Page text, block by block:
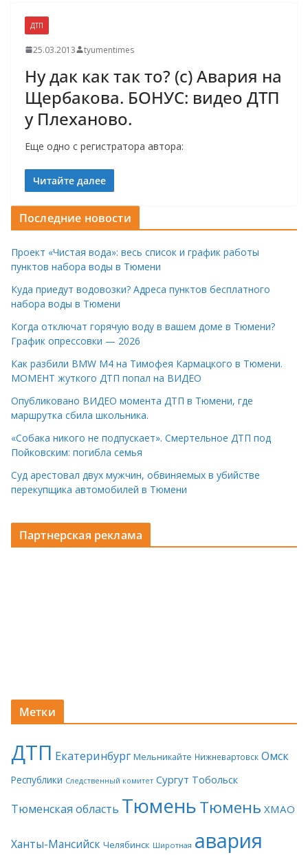
ДТП
25.03.2013 tyumentimes
Ну дак как так то? (с) Авария на
Щербакова. БОНУС: видео ДТП
у Плеханово.
Еще одно с регистратора автора:
Читайте далее
Последние новости
Проект «Чистая вода»: весь список и график работы
пунктов набора воды в Тюмени
Куда приедут водовозки? Адреса пунктов бесплатного
набора воды в Тюмени
Когда отключат горячую воду в вашем доме в Тюмени?
График опрессовки — 2026
Как разбили BMW M4 на Тимофея Кармацкого в Тюмени.
МОМЕНТ жуткого ДТП попал на ВИДЕО
Опубликовано ВИДЕО момента ДТП в Тюмени, где
маршрутка сбила школьника.
«Собака никого не подпускает». Смертельное ДТП под
Пойковским: погибла семья
Суд арестовал двух мужчин, обвиняемых в убийстве
перекупщика автомобилей в Тюмени
Партнерская реклама
Метки
ДТП Екатеринбург Мельникайте Нижневартовск Омск
Республики Следственный комитет Сургут Тобольск
Тюменская область ТюменьТюмень ХМАО
Ханты-Мансийск Челябинск Широтная авария